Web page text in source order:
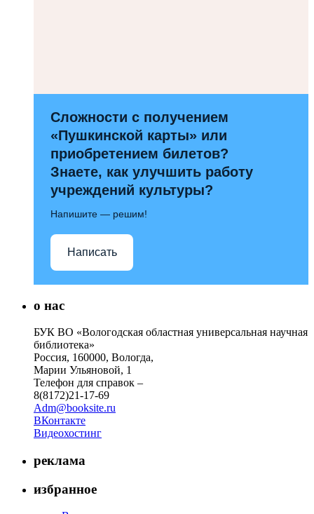
Сложности с получением
«Пушкинской карты» или
приобретением билетов?
Знаете, как улучшить работу
учреждений культуры?
Напишите — решим!
Написать
о нас
БУК ВО «Вологодская областная универсальная научная
библиотека»
Россия, 160000, Вологда,
Марии Ульяновой, 1
Телефон для справок –
8(8172)21-17-69
Adm@booksite.ru
ВКонтакте
Видеохостинг
реклама
избранное